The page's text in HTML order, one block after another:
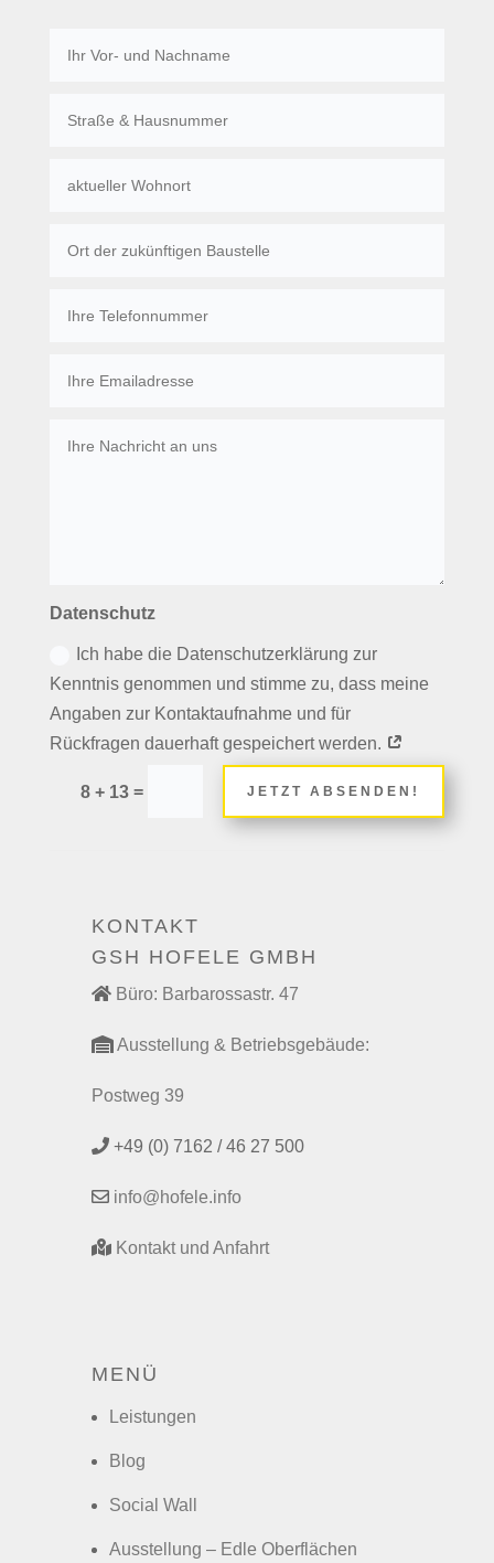
Datenschutz
Ich habe die Datenschutzerklärung zur
Kenntnis genommen und stimme zu, dass meine
Angaben zur Kontaktaufnahme und für
Rückfragen dauerhaft gespeichert werden.
8 + 13 = JETZT ABSENDEN!
KONTAKT
GSH HOFELE GMBH
Büro: Barbarossastr. 47
Ausstellung & Betriebsgebäude:
Postweg 39
+49 (0) 7162 / 46 27 500
info@hofele.info
Kontakt und Anfahrt
MENÜ
Leistungen
Blog
Social Wall
Ausstellung – Edle Oberflächen